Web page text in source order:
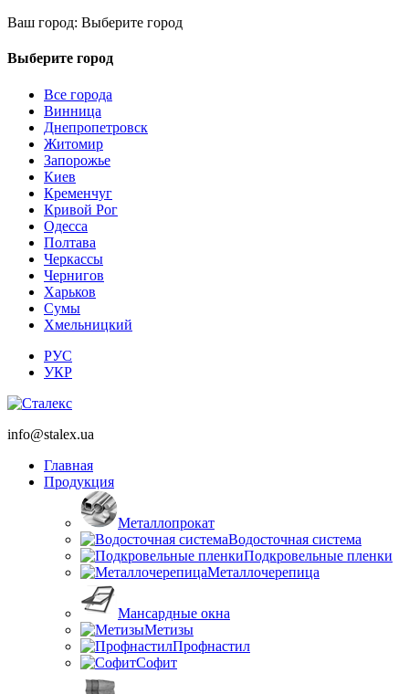
Ваш город: Выберите город
Выберите город
Все города
Винница
Днепропетровск
Житомир
Запорожье
Киев
Кременчуг
Кривой Рог
Одесса
Полтава
Черкассы
Чернигов
Харьков
Сумы
Хмельницкий
РУС
УКР
info@stalex.ua
Главная
Продукция
Металлопрокат
Водосточная система
Подкровельные пленки
Металлочерепица
Мансардные окна
Метизы
Профнастил
Софит